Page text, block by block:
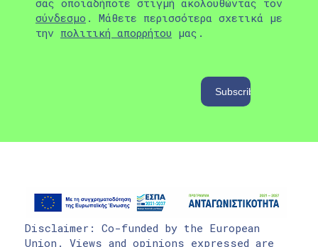
σύνδεσμο . Μάθετε περισσότερα σχετικά με
την πολιτική απορρήτου μας.
Disclaimer: Co-funded by the European
Union. Views and opinions expressed are